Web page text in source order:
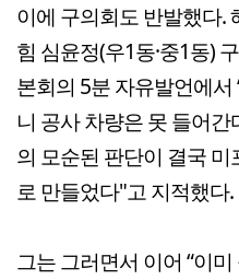
이에 구의회도 반발했다.
힘 심윤정(우1동·중1동)
본회의 5분 자유발언에
니 공사 차량은 못 들어
의 모순된 판단이 결국
로 만들었다"고 지적했다.
그는 그러면서 이어 “이